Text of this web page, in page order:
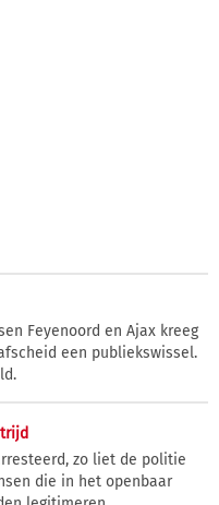
Feyenoord en Ajax kreeg
een publiekswissel.
zo liet de politie
die in het openbaar